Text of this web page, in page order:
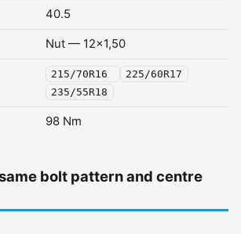
40.5
Nut — 12x1,50
215/70R16
225/60R17
235/55R18
98 Nm
bolt pattern and centre